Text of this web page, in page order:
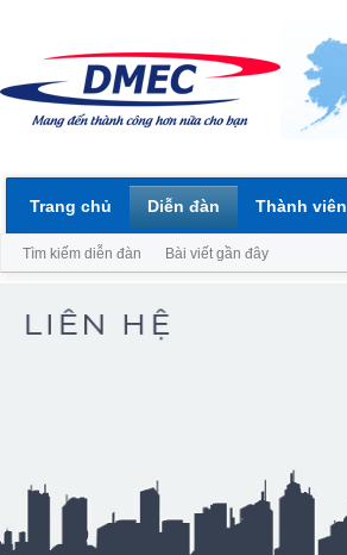
Trang chủ Diễn đàn
Tìm kiếm diễn đàn Bài viết gần đây
Thành viên